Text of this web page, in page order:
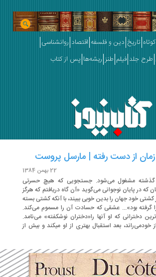
دین و فلسفه اقتصاد روانشناسی
فیلم طنز ریشه‌ها پس از کتاب
دست رفته | مارسل پروست
می­‌شود. جستجویی که هیچ حسرتی
نوجوانی می­‌گوید «آن گاه دریافتم که هرگز
جهان را بدین خوبی ببیند، با آنکه کشتی بسته
بود»... عشقی که حسادت آن را مسموم می­‌کند.
که او آنها را«دختران نوشکفته» می‌­نامد.
بعد استقبال بهتری از او می­کند و بیش از